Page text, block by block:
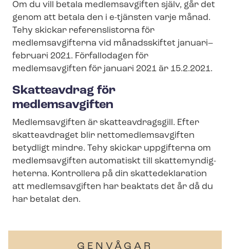
Om du vill betala medlemsavgiften själv, går det
genom att betala den i e-tjänsten varje månad.
Tehy skickar referenslistorna för
medlemsavgifterna vid månadsskiftet januari–
februari 2021. Förfallodagen för
medlemsavgiften för januari 2021 är 15.2.2021.
Skatteavdrag för
medlemsavgiften
Medlemsavgiften är skatteavdragsgill. Efter
skatteavdraget blir net­to­med­lems­av­gif­ten
betydligt mindre. Tehy skickar uppgifterna om
medlemsavgiften automatiskt till skatte­myn­dig­
he­ter­na. Kontrollera på din skattedeklaration
att medlemsavgiften har beaktats det år då du
har betalat den.
GENVÅGAR